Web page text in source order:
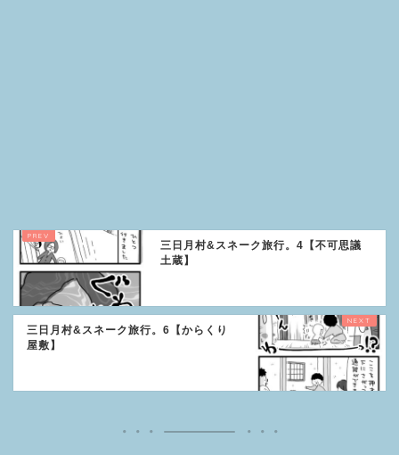
三日月村&スネーク旅行。4【不可思議
土蔵】
三日月村&スネーク旅行。6【からくり
屋敷】